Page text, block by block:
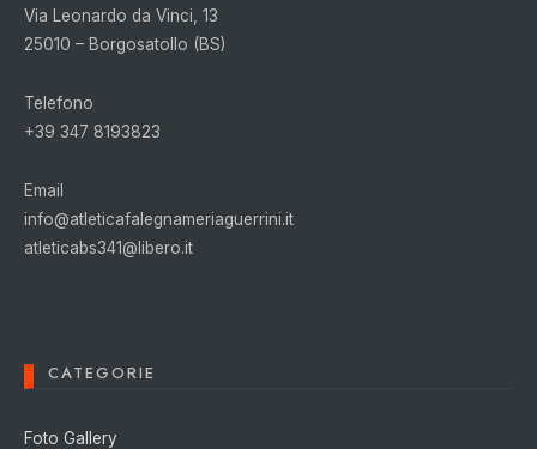
Via Leonardo da Vinci, 13
25010 – Borgosatollo (BS)
Telefono
+39 347 8193823
Email
info@atleticafalegnameriaguerrini.it
atleticabs341@libero.it
CATEGORIE
Foto Gallery